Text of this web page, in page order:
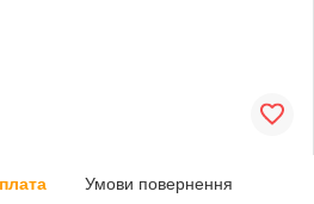
Умови повернення